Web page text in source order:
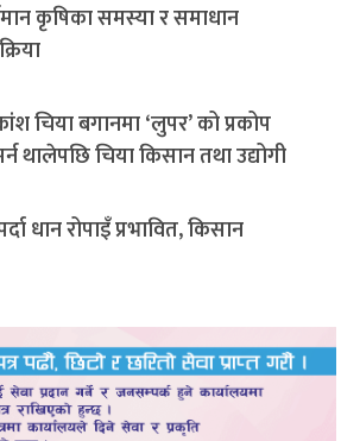
चिया बगानमा ‘लुपर’ को प्रकोप
थालेपछि चिया किसान तथा उद्योगी
धान रोपाइँ प्रभावित, किसान